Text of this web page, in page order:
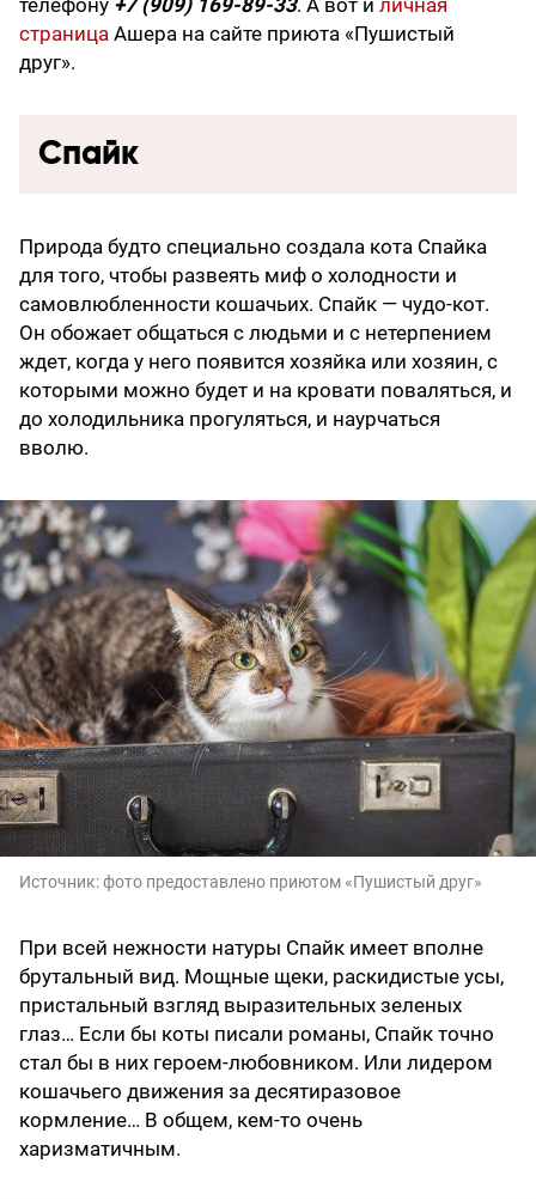
страница Ашера на сайте приюта «Пушистый
друг».
Спайк
Природа будто специально создала кота Спайка
для того, чтобы развеять миф о холодности и
самовлюбленности кошачьих. Спайк — чудо-кот.
Он обожает общаться с людьми и с нетерпением
ждет, когда у него появится хозяйка или хозяин, с
которыми можно будет и на кровати поваляться, и
до холодильника прогуляться, и наурчаться
вволю.
Источник:фото предоставлено приютом «Пушистый друг»
При всей нежности натуры Спайк имеет вполне
брутальный вид. Мощные щеки, раскидистые усы,
пристальный взгляд выразительных зеленых
глаз… Если бы коты писали романы, Спайк точно
стал бы в них героем-любовником. Или лидером
кошачьего движения за десятиразовое
кормление… В общем, кем-то очень
харизматичным.